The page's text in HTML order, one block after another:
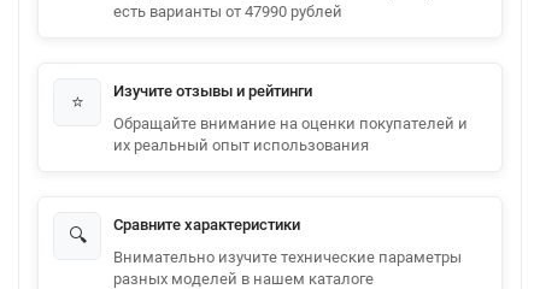
есть варианты от 47990 рублей
⭐
Изучите отзывы и рейтинги
Обращайте внимание на оценки покупателей и
их реальный опыт использования
🔍
Сравните характеристики
Внимательно изучите технические параметры
разных моделей в нашем каталоге